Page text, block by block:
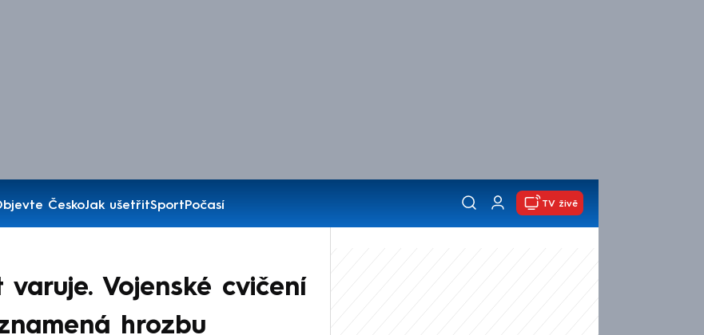
ČeskoJak ušetřitSportPočasí
TV živě
Vojenské cvičení
hrozbu